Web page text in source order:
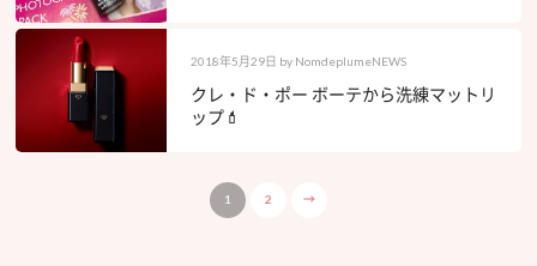
2018年5月29日 by NomdeplumeNEWS
クレ・ド・ポー ボーテから洗練マットリ
ップ💄
1 2 →